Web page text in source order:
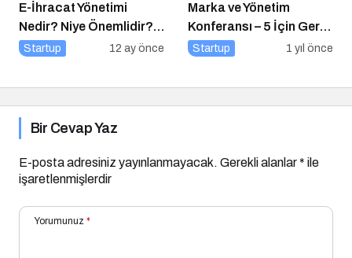
E-İhracat Yönetimi
Nedir? Niye Önemlidir?
Nasıl Yapılır?
Startup 12 ay önce
Marka ve Yönetim
Konferansı – 5 İçin Geri
Sayım!
Startup 1 yıl önce
Bir Cevap Yaz
E-posta adresiniz yayınlanmayacak. Gerekli alanlar* ile
işaretlenmişlerdir
Yorumunuz *